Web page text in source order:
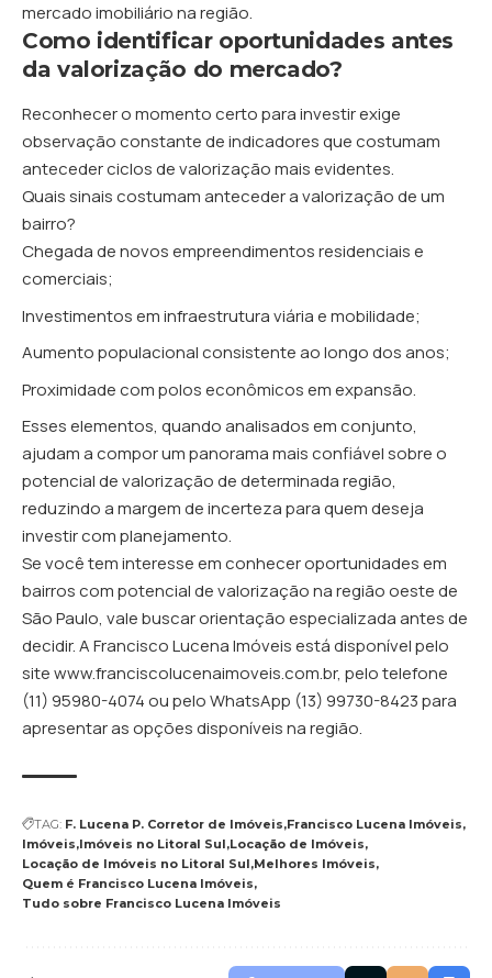
mercado imobiliário na região.
Como identificar oportunidades antes
da valorização do mercado?
Reconhecer o momento certo para investir exige
observação constante de indicadores que costumam
anteceder ciclos de valorização mais evidentes.
Quais sinais costumam anteceder a valorização de um
bairro?
Chegada de novos empreendimentos residenciais e
comerciais;
Investimentos em infraestrutura viária e mobilidade;
Aumento populacional consistente ao longo dos anos;
Proximidade com polos econômicos em expansão.
Esses elementos, quando analisados em conjunto,
ajudam a compor um panorama mais confiável sobre o
potencial de valorização de determinada região,
reduzindo a margem de incerteza para quem deseja
investir com planejamento.
Se você tem interesse em conhecer oportunidades em
bairros com potencial de valorização na região oeste de
São Paulo, vale buscar orientação especializada antes de
decidir. A Francisco Lucena Imóveis está disponível pelo
site www.franciscolucenaimoveis.com.br, pelo telefone
(11) 95980-4074 ou pelo WhatsApp (13) 99730-8423 para
apresentar as opções disponíveis na região.
TAG: F. Lucena P. Corretor de Imóveis Francisco Lucena Imóveis
Imóveis Imóveis no Litoral Sul Locação de Imóveis
Locação de Imóveis no Litoral Sul Melhores Imóveis
Quem é Francisco Lucena Imóveis
Tudo sobre Francisco Lucena Imóveis